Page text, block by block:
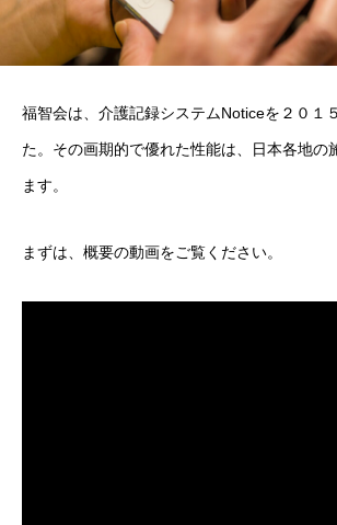
福智会は、介護記録システムNoticeを２０１
た。その画期的で優れた性能は、日本各地の
ます。
まずは、概要の動画をご覧ください。